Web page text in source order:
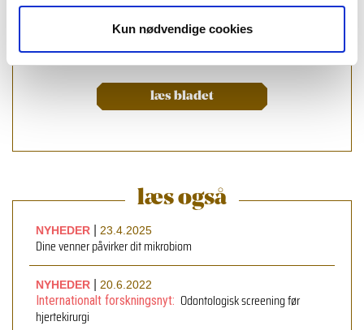
Kun nødvendige cookies
læs bladet
læs også
NYHEDER 23.4.2025
Dine venner påvirker dit mikrobiom
NYHEDER 20.6.2022
Internationalt forskningsnyt: Odontologisk screening før
hjertekirurgi